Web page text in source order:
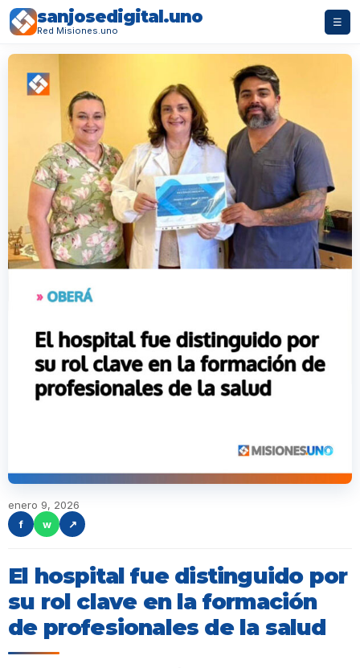
sanjosedigital.uno
Red Misiones.uno
☰
enero 9, 2026
f
w ↗
El hospital fue distinguido por
su rol clave en la formación
de profesionales de la salud